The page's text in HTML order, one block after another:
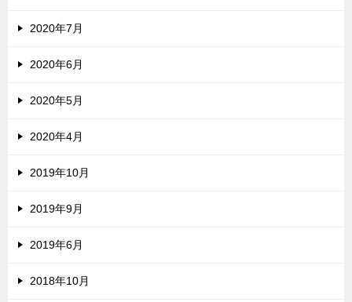
2020年7月
2020年6月
2020年5月
2020年4月
2019年10月
2019年9月
2019年6月
2018年10月